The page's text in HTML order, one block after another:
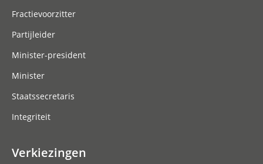
Fractievoorzitter
Partijleider
Minister-president
Minister
Staatssecretaris
Integriteit
Verkiezingen